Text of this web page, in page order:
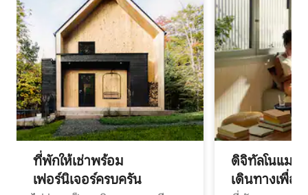
ที่พักให้เช่าพร้อม
เฟอร์นิเจอร์ครบครัน
ดิจิทัลโนแมด
เดินทางเพื่อ